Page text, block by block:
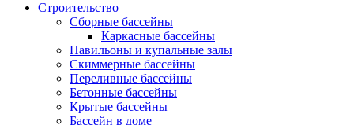
Строительство
Сборные бассейны
Каркасные бассейны
Павильоны и купальные залы
Скиммерные бассейны
Переливные бассейны
Бетонные бассейны
Крытые бассейны
Бассейн в доме